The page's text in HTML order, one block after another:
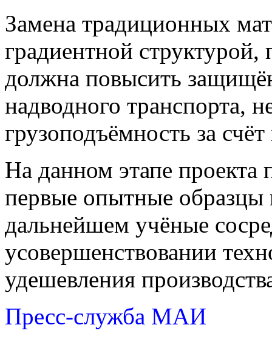
Замена традиционных
градиентной структурой,
должна повысить
надводного транспорта,
грузоподъёмность за
На данном этапе
первые опытные образцы
дальнейшем учёные
усовершенствовании
удешевления
Пресс-служба МАИ